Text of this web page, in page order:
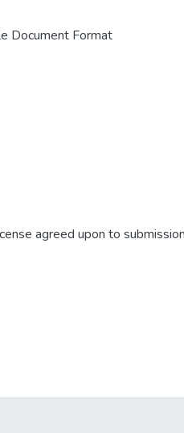
Document Format
agreed upon to submission